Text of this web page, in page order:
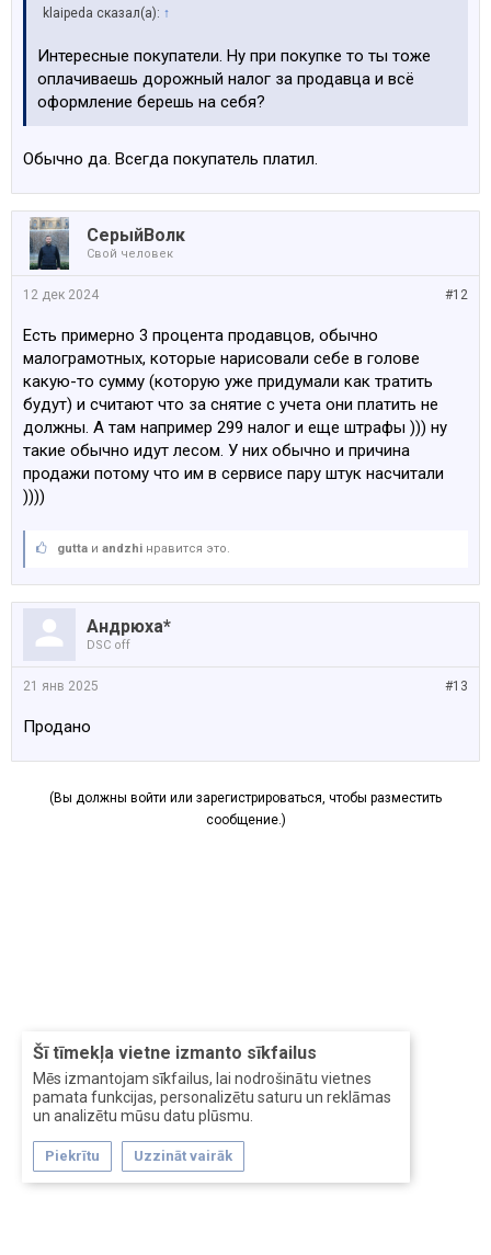
Šī tīmekļa vietne izmanto sīkfailus
Mēs izmantojam sīkfailus, lai nodrošinātu vietnes
pamata funkcijas, personalizētu saturu un reklāmas
un analizētu mūsu datu plūsmu.
Piekrītu Uzzināt vairāk
klaipeda сказал(а): ↑
Интересные покупатели. Ну при покупке то ты тоже
оплачиваешь дорожный налог за продавца и всё
оформление берешь на себя?
Обычно да. Всегда покупатель платил.
СерыйВолк
Свой человек
#12
12 дек 2024
Есть примерно 3 процента продавцов, обычно
малограмотных, которые нарисовали себе в голове
какую-то сумму (которую уже придумали как тратить
будут) и считают что за снятие с учета они платить не
должны. А там например 299 налог и еще штрафы ))) ну
такие обычно идут лесом. У них обычно и причина
продажи потому что им в сервисе пару штук насчитали
))))
gutta и аndzhi нравится это.
Андрюха*
DSC off
#13
21 янв 2025
Продано
(Вы должны войти или зарегистрироваться, чтобы разместить
сообщение.)